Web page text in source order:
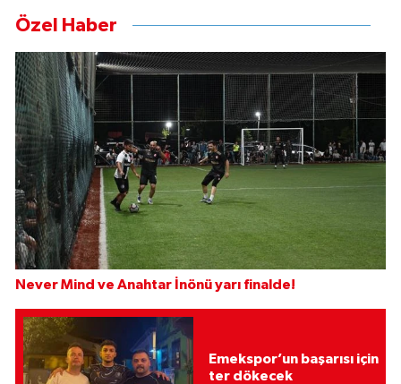
Özel Haber
Never Mind ve Anahtar İnönü yarı finalde!
Emekspor’un başarısı için
ter dökecek